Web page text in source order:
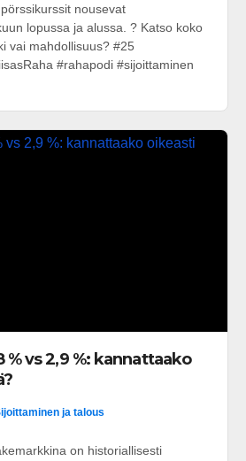
nousevat
lopussa ja alussa. ? Katso koko
vai mahdollisuus? #25
#rahapodi #sijoittaminen
% vs 2,9 %: kannattaako
ja talous
on historiallisesti